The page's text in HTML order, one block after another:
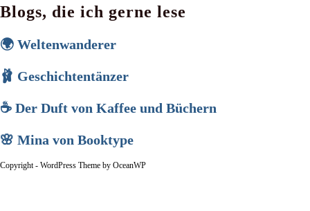
Blogs, die ich gerne lese
🌍 Weltenwanderer
🩰 Geschichtentänzer
☕ Der Duft von Kaffee und Büchern
🌸 Mina von Booktype
Copyright - WordPress Theme by OceanWP